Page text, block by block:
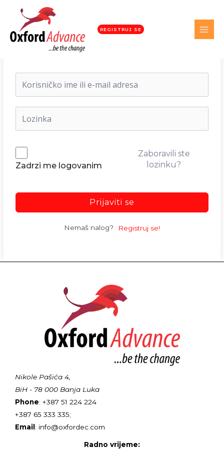
REGISTRUJ SE
Dobrodošli nazad!
Zadrzi me logovanim
Zaboravili ste
lozinku?
Prijaviti se
Nemaš nalog? Registruj se!
Nikole Pašića 4,
BiH - 78 000 Banja Luka
Phone: +387 51 224 224
+387 65 333 335;
Email: info@oxfordec.com
Radno vrijeme: